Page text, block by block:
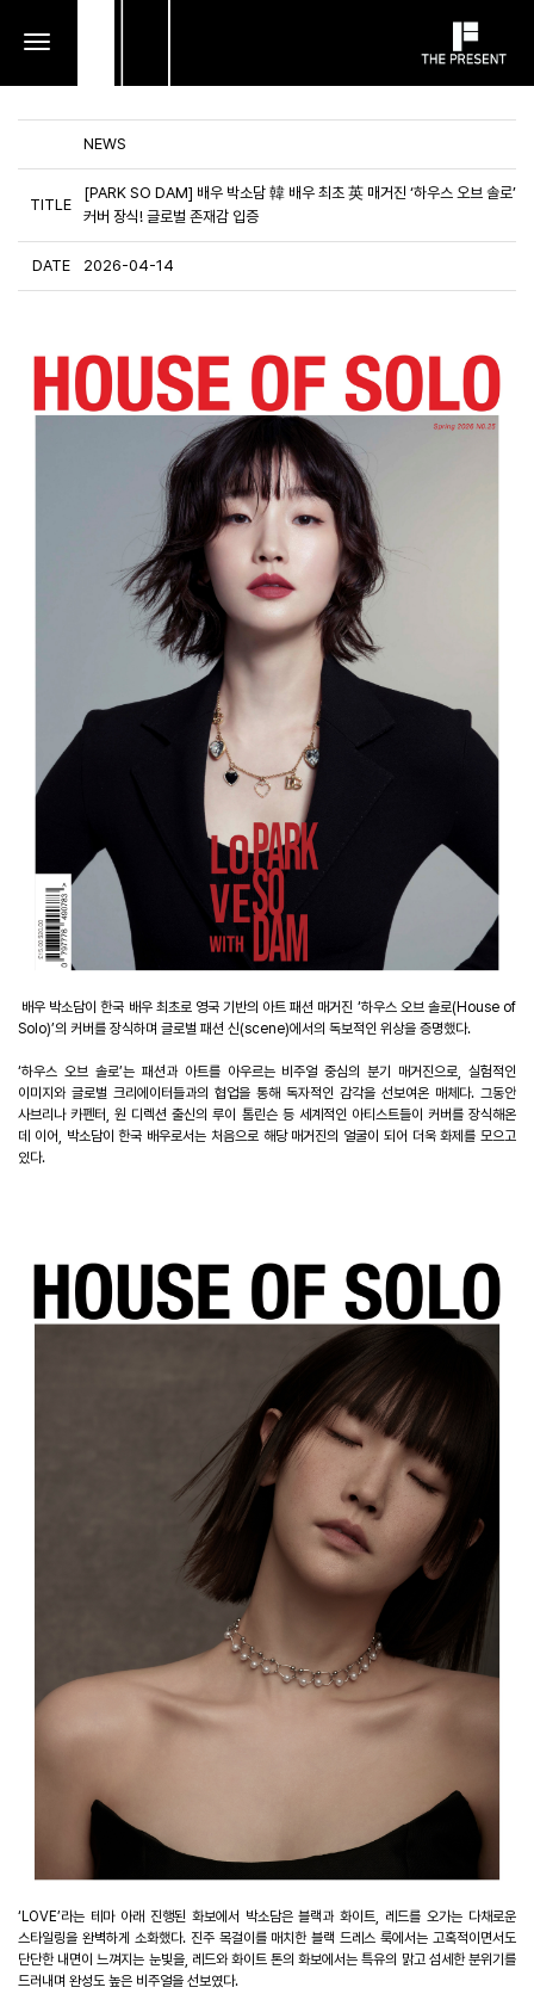
toggle
NEWS
TITLE
[PARK SO DAM] 배우 박소담 韓 배우 최초 英 매거진 ‘하우스 오브 솔로’
커버 장식! 글로벌 존재감 입증
DATE 2026-04-14
배우 박소담이 한국 배우 최초로 영국 기반의 아트 패션 매거진 ‘하우스 오브 솔로(House of
Solo)’의 커버를 장식하며 글로벌 패션 신(scene)에서의 독보적인 위상을 증명했다.
‘하우스 오브 솔로’는 패션과 아트를 아우르는 비주얼 중심의 분기 매거진으로 ,실험적인
이미지와 글로벌 크리에이터들과의 협업을 통해 독자적인 감각을 선보여온 매체다. 그동안
사브리나 카펜터
,원 디렉션 출신의 루이 톰린슨 등 세계적인 아티스트들이 커버를 장식해온
데 이어
박소담이 한국 배우로서는 처음으로 해당 매거진의 얼굴이 되어 더욱 화제를 모으고
있다.
‘LOVE’라는 테마 아래 진행된 화보에서 박소담은 블랙과 화이트
레드를 오가는 다채로운
스타일링을 완벽하게 소화했다. 진주 목걸이를 매치한 블랙 드레스 룩에서는 고혹적이면서도
단단한 내면이 느껴지는 눈빛을, 레드와 화이트 톤의 화보에서는 특유의 맑고 섬세한 분위기를
드러내며 완성도 높은 비주얼을 선보였다.